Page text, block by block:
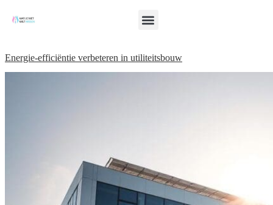
Energie-efficiëntie verbeteren in utiliteitsbouw